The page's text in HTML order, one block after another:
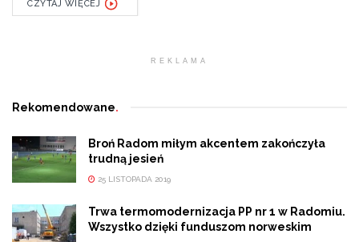
CZYTAJ WIĘCEJ
REKLAMA
Rekomendowane.
Broń Radom miłym akcentem zakończyła
trudną jesień
25 LISTOPADA 2019
Trwa termomodernizacja PP nr 1 w Radomiu.
Wszystko dzięki funduszom norweskim